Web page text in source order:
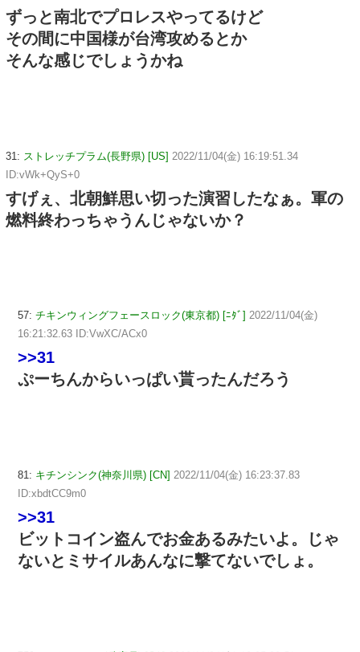
ずっと南北でプロレスやってるけど
その間に中国様が台湾攻めるとか
そんな感じでしょうかね
31: ストレッチプラム(長野県) [US] 2022/11/04(金) 16:19:51.34
ID:vWk+QyS+0
すげぇ、北朝鮮思い切った演習したなぁ。軍の
燃料終わっちゃうんじゃないか？
57: チキンウィングフェースロック(東京都) [ﾆﾀﾞ] 2022/11/04(金)
16:21:32.63 ID:VwXC/ACx0
>>31
ぷーちんからいっぱい貰ったんだろう
81: キチンシンク(神奈川県) [CN] 2022/11/04(金) 16:23:37.83
ID:xbdtCC9m0
>>31
ビットコイン盗んでお金あるみたいよ。じゃ
ないとミサイルあんなに撃てないでしょ。